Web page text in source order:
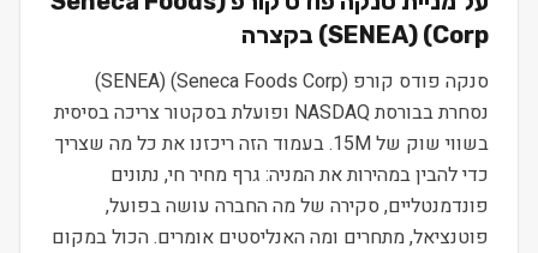
Corp)
(
SENEA) בקצרה
סנקה פודס קורפ (Seneca Foods Corp) (SENEA)
נסחרת בבורסת NASDAQ ופועלת בסקטור צריכה בסיסית
בשווי שוק של 15M. בעמוד הזה ריכזנו את כל מה שצריך
כדי להבין במהירות את המניה: גרף מחיר חי, נתונים
פונדמנטליים, סקירה של מה החברה עושה בפועל,
פוטנציאל, מתחרים ומה האנליסטים אומרים. הכול במקום